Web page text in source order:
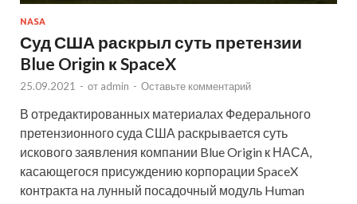
NASA
Суд США раскрыл суть претензии
Blue Origin к SpaceX
25.09.2021 - от admin - Оставьте комментарий
В отредактированных материалах Федерального
претензионного суда США раскрывается суть
искового заявления компании Blue Origin к НАСА,
касающегося присуждению корпорации SpaceX
контракта на лунный посадочный модуль Human